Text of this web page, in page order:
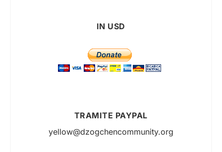
IN USD
TRAMITE PAYPAL
yellow@dzogchencommunity.org